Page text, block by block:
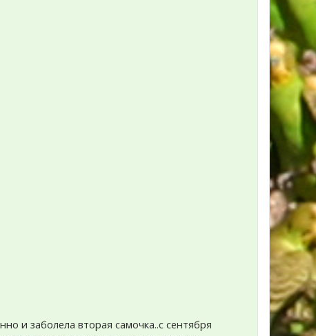
и заболела вторая самочка..с сентября